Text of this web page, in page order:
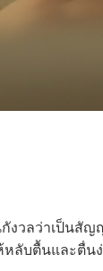
งวลว่าเป็นสัญ
ลับตื้นและตื่นง่